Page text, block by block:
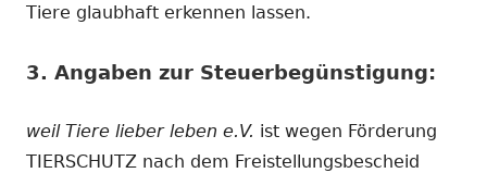
Tiere glaubhaft erkennen lassen.
3. Angaben zur Steuerbegünstigung:
weil Tiere lieber leben e.V. ist wegen Förderung
TIERSCHUTZ nach dem Freistellungsbescheid